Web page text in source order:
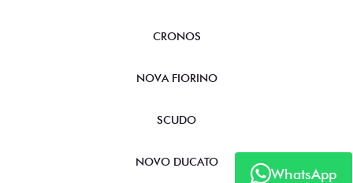
WhatsApp
CRONOS
NOVA FIORINO
SCUDO
NOVO DUCATO